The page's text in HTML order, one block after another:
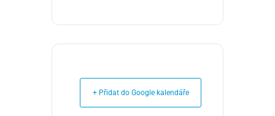
+ Přidat do Google kalendáře